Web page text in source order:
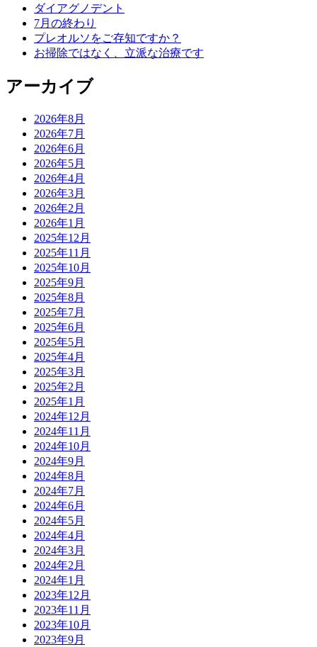
ダイアグノデント
7月の終わり
プレオルソをご存知ですか？
お掃除ではなく、立派な治療です
アーカイブ
2026年8月
2026年7月
2026年6月
2026年5月
2026年4月
2026年3月
2026年2月
2026年1月
2025年12月
2025年11月
2025年10月
2025年9月
2025年8月
2025年7月
2025年6月
2025年5月
2025年4月
2025年3月
2025年2月
2025年1月
2024年12月
2024年11月
2024年10月
2024年9月
2024年8月
2024年7月
2024年6月
2024年5月
2024年4月
2024年3月
2024年2月
2024年1月
2023年12月
2023年11月
2023年10月
2023年9月